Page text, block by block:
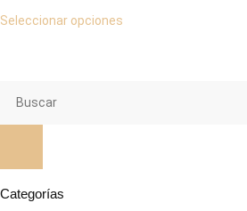
Seleccionar opciones
Categorías